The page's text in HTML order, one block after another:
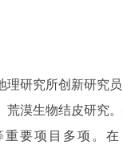
研究所创新研究
漠生物结皮研究
要项目多项。在